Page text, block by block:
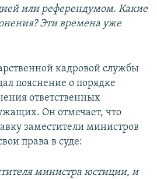
или референдумом. Какие
Эти времена уже
кадровой службы
пояснение о порядке
ответственных
Он отмечает, что
заместители министров
права в суде:
министра юстиции, и